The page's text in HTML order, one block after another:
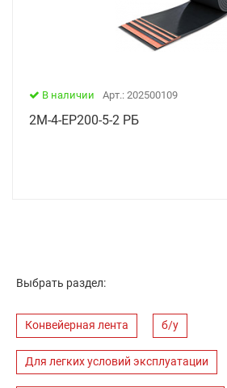
В наличии Арт.: 202500109
2М-4-ЕР200-5-2 РБ
Выбрать раздел:
Конвейерная лента б/у
Для легких условий эксплуатации